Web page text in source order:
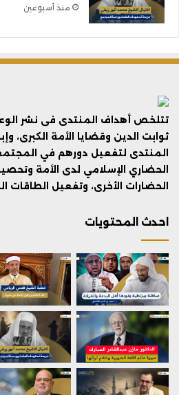
منذ أسبوعين
تتلخص أهداف المنتدى فى نشر
ثوابت الدين وقضايا الأمة الكبرى،
المنتدى لتفعيل دورهم في
الحضاري الإسلامي لدى الأمة
الحضارات الأخرى، وتفعيل الطاقات
احدث المحتويات